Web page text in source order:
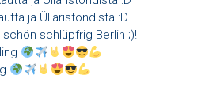
ja Üllaristondista :D
schön schlüpfrig Berlin ;)!